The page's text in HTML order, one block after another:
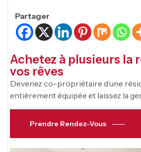
Partager
Achetez à plusieurs la
vos rêves
Devenez co-propriétaire d’une
entièrement équipée et laissez la
Prendre Rendez-Vous